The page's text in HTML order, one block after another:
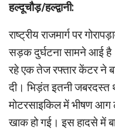
हल्दूचौड़/हल्द्वानी:
राष्ट्रीय राजमार्ग पर
सड़क दुर्घटना सामने आई
रहे एक तेज रफ्तार केंटर ने
दी। भिड़ंत इतनी जबरदस्त
मोटरसाइकिल में भीषण
खाक हो गई। इस हादसे में